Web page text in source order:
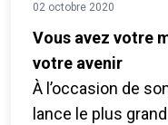
02 octobre 2020
Vous avez votre
votre avenir
À l’occasion de
lance le plus